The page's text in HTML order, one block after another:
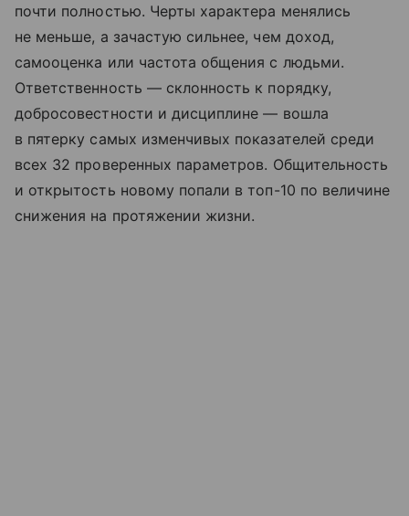
почти полностью. Черты характера менялись
не меньше, а зачастую сильнее, чем доход,
самооценка или частота общения с людьми.
Ответственность — склонность к порядку,
добросовестности и дисциплине — вошла
в пятерку самых изменчивых показателей среди
всех 32 проверенных параметров. Общительность
и открытость новому попали в топ-10 по величине
снижения на протяжении жизни.